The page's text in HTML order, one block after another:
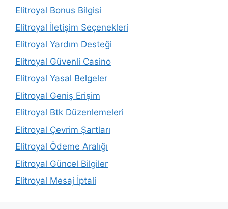
Elitroyal Bonus Bilgisi
Elitroyal İletişim Seçenekleri
Elitroyal Yardım Desteği
Elitroyal Güvenli Casino
Elitroyal Yasal Belgeler
Elitroyal Geniş Erişim
Elitroyal Btk Düzenlemeleri
Elitroyal Çevrim Şartları
Elitroyal Ödeme Aralığı
Elitroyal Güncel Bilgiler
Elitroyal Mesaj İptali